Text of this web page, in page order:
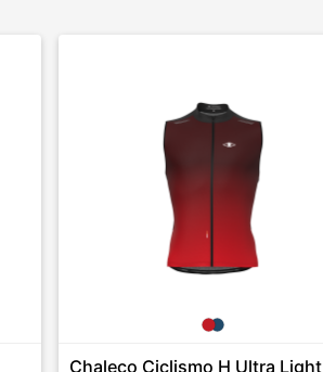
Chaleco Ciclismo H Ultra Light